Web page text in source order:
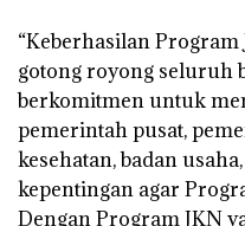
“Keberhasilan
gotong royong seluruh
berkomitmen untuk
pemerintah pusat,
kesehatan, badan
kepentingan agar
Dengan Program JKN